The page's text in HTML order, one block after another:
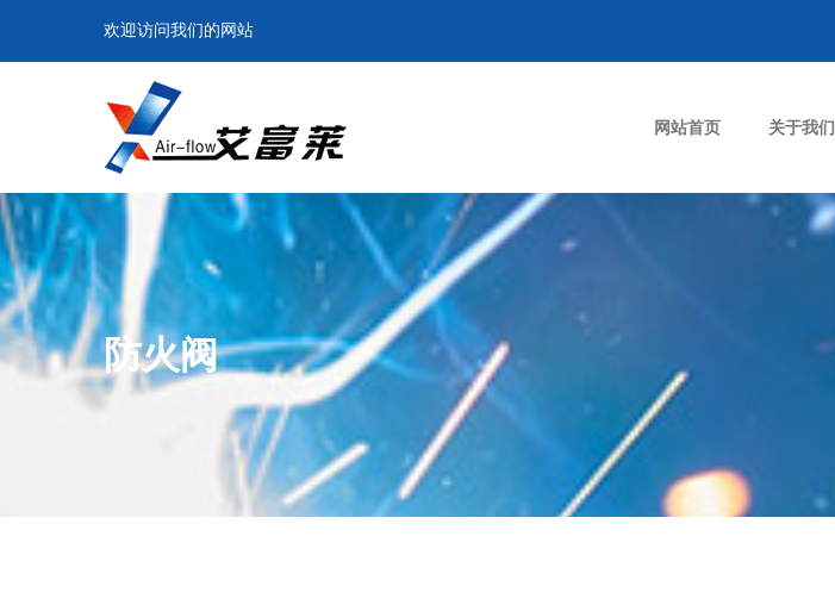
欢迎访问我们的网站
网站首页 关于我们
防火阀